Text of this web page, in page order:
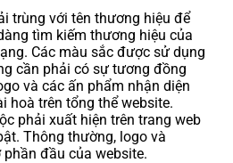
trùng với tên thương hiệu để
tìm kiếm thương hiệu của
Các màu sắc được sử dụng
cần phải có sự tương đồng
và các ấn phẩm nhận diện
hoà trên tổng thể website.
phải xuất hiện trên trang web
Thông thường, logo và
đầu của website.